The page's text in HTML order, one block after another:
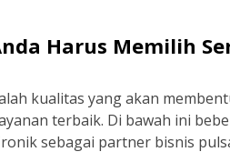
Harus Memilih
kualitas yang akan
terbaik. Di bawah ini
sebagai partner bisnis